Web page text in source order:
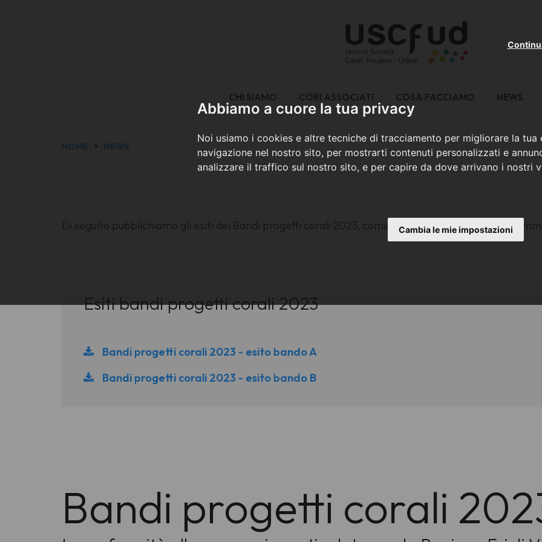
Abbiamo a cuore la tua privacy
Noi usiamo i cookies e altre tecniche di tracciamento per migliorare la tua
navigazione nel nostro sito, per mostrarti contenuti personalizzati e
analizzare il traffico sul nostro sito, e per capire da dove arrivano i nostri
Cambia le mie impostazioni
CHI SIAMO CORI ASSOCIATI COSA FACCIAMO NEWS
HOME NEWS
Di seguito pubblichiamo gli esiti dei Bandi progetti corali 2023, come deliberato dall'apposita
Esiti bandi progetti corali 2023
Bandi progetti corali 2023 - esito bando A
Bandi progetti corali 2023 - esito bando B
Bandi progetti corali